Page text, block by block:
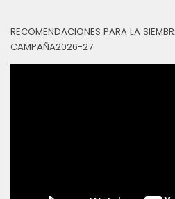
RECOMENDACIONES PARA LA
CAMPAÑA2026-27